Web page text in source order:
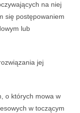
na niej
się postępowaniem
lub
jej
o których mowa w
w toczącym